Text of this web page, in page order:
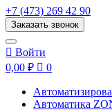
+7 (473) 269 42 90
Заказать звонок
 Войти
0,00 ₽  0
Автоматика